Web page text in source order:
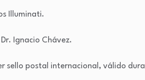
Illuminati.
Ignacio Chávez.
sello postal internacional, válido